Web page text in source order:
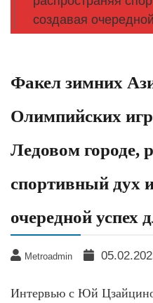
создавая
Факел зимних
Олимпийских
Ледовом городе,
спортивный дух
очередной успех
Metroadmin
Интервью с Юй